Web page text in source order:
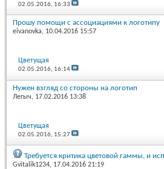
02.05.2016, 16:33
Прошу помощи с ассоциациями к логотипу
eivanovka, 10.04.2016 15:57
Цветущая
02.05.2016, 16:14
Нужен взгляд со стороны на логотип
Легыч, 17.02.2016 13:38
Цветущая
02.05.2016, 15:27
Требуется критика цветовой гаммы, и
Gvitalik1234, 17.04.2016 21:19